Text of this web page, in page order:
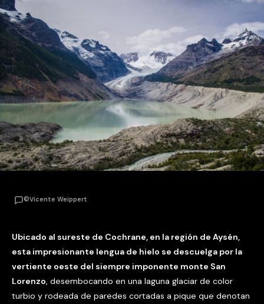
©Vicente Weippert
Ubicado al sureste de Cochrane, en la región de Aysén,
esta impresionante lengua de hielo se descuelga por la
vertiente oeste del siempre imponente monte San
Lorenzo, desembocando en una laguna glaciar de color
turbio y rodeada de paredes cortadas a pique que denotan